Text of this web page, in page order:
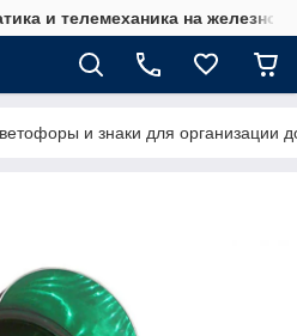
и телемеханика на
и знаки для организации